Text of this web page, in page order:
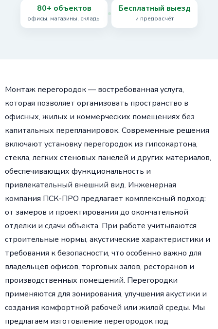
80+ объектов
офисы, магазины, склады
Бесплатный выезд
и предрасчёт
Монтаж перегородок — востребованная услуга,
которая позволяет организовать пространство в
офисных, жилых и коммерческих помещениях без
капитальных перепланировок. Современные решения
включают установку перегородок из гипсокартона,
стекла, легких стеновых панелей и других материалов,
обеспечивающих функциональность и
привлекательный внешний вид. Инженерная
компания ПСК-ПРО предлагает комплексный подход:
от замеров и проектирования до окончательной
отделки и сдачи объекта. При работе учитываются
строительные нормы, акустические характеристики и
требования к безопасности, что особенно важно для
владельцев офисов, торговых залов, ресторанов и
производственных помещений. Перегородки
применяются для зонирования, улучшения акустики и
создания комфортной рабочей или жилой среды. Мы
предлагаем изготовление перегородок под